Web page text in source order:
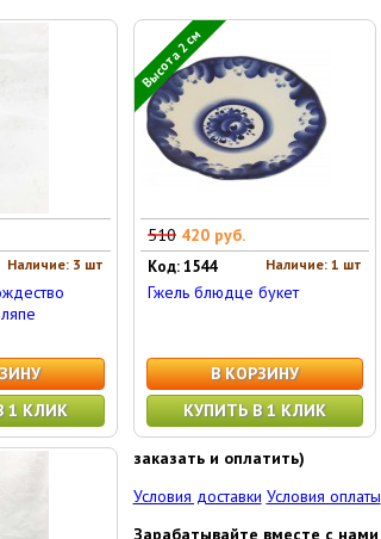
Наличие: 3 шт
1 КЛИК
Высота 2 см
510 420 руб.
Наличие: 1 шт
Код: 1544
Гжель блюдце букет
В КОРЗИНУ
КУПИТЬ В 1 КЛИК
заказать и оплатить)
Условия доставки Условия оплаты
Зарабатывайте вместе с нами